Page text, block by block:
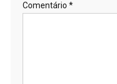
Comentário *